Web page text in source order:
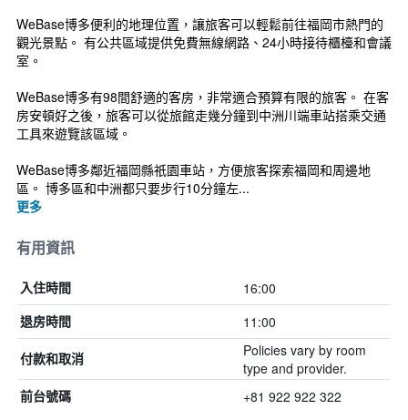
WeBase博多便利的地理位置，讓旅客可以輕鬆前往福岡市熱門的
觀光景點。 有公共區域提供免費無線網路、24小時接待櫃檯和會議
室。
WeBase博多有98間舒適的客房，非常適合預算有限的旅客。 在客
房安頓好之後，旅客可以從旅館走幾分鐘到中洲川端車站搭乘交通
工具來遊覽該區域。
WeBase博多鄰近福岡縣祇園車站，方便旅客探索福岡和周邊地
區。 博多區和中洲都只要步行10分鐘左...
更多
有用資訊
入住時間 16:00
退房時間 11:00
付款和取消
Policies vary by room
type and provider.
前台號碼 +81 922 922 322